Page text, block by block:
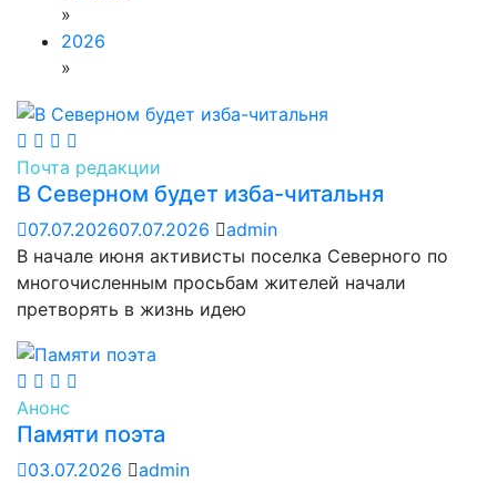
»
2026
»
Почта редакции
В Северном будет изба-читальня
07.07.202607.07.2026
admin
В начале июня активисты поселка Северного по
многочисленным просьбам жителей начали
претворять в жизнь идею
Анонс
Памяти поэта
03.07.2026
admin